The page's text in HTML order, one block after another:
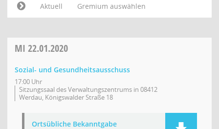
Aktuell
Gremium auswählen
MI 22.01.2020
Sozial- und Gesundheitsausschuss
17:00 Uhr
Sitzungssaal des Verwaltungszentrums in 08412
Werdau, Königswalder Straße 18
Ortsübliche Bekanntgabe